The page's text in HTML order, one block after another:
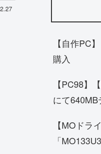
【自作PC
購入
【PC98】
にて640MB
【MOドラ
「